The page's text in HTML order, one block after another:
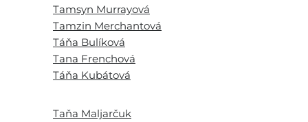
Tamsyn Murrayová
Tamzin Merchantová
Táňa Bulíková
Tana Frenchová
Táňa Kubátová
Taňa Maljarčuk